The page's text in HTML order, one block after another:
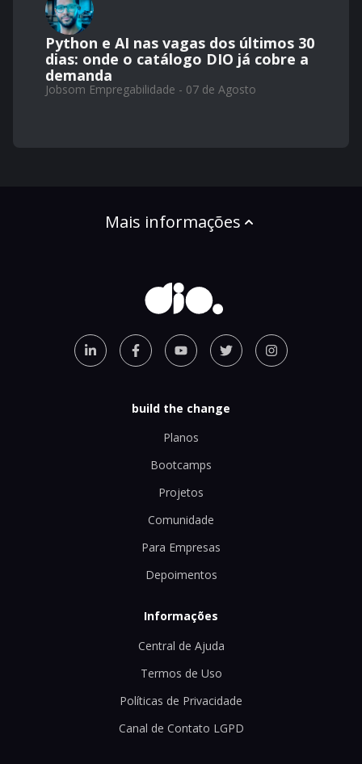
Python e AI nas vagas dos últimos 30
dias: onde o catálogo DIO já cobre a
demanda
Jobsom Empregabilidade - 07 de Agosto
Mais informações
build the change
Planos
Bootcamps
Projetos
Comunidade
Para Empresas
Depoimentos
Informações
Central de Ajuda
Termos de Uso
Políticas de Privacidade
Canal de Contato LGPD